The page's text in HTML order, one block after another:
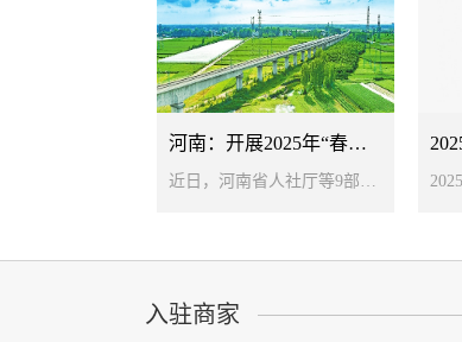
河南：开展2025年“春暖农民工”服务行动
入驻商家